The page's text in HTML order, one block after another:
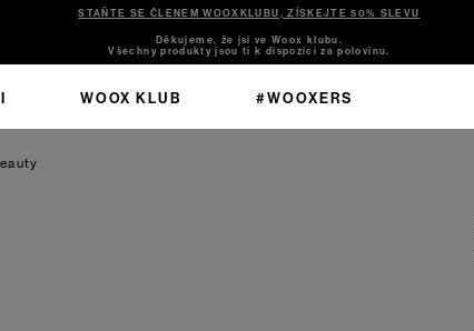
STAŇTE SE ČLENEM WOOXKLUBU, ZÍSKEJTE 50% SLEVU
Děkujeme, že jsi ve Woox klubu.
Všechny produkty jsou ti k dispozici za polovinu.
WOOX KLUB #WOOXERS